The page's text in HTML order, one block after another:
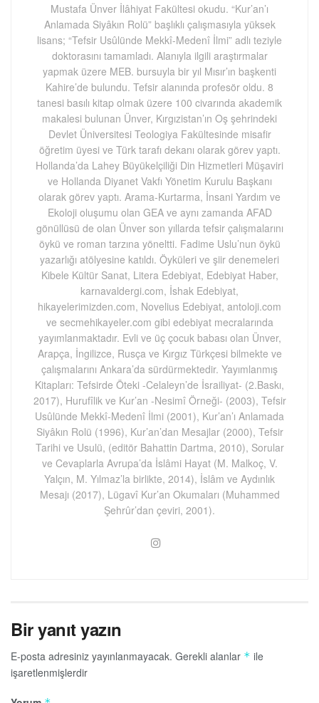
Mustafa Ünver İlâhiyat Fakültesi okudu. “Kur’an’ı
Anlamada Siyâkın Rolü” başlıklı çalışmasıyla yüksek
lisans; “Tefsir Usûlünde Mekkî-Medenî İlmi” adlı teziyle
doktorasını tamamladı. Alanıyla ilgili araştırmalar
yapmak üzere MEB. bursuyla bir yıl Mısır’ın başkenti
Kahire’de bulundu. Tefsir alanında profesör oldu. 8
tanesi basılı kitap olmak üzere 100 civarında akademik
makalesi bulunan Ünver, Kırgızistan’ın Oş şehrindeki
Devlet Üniversitesi Teologiya Fakültesinde misafir
öğretim üyesi ve Türk tarafı dekanı olarak görev yaptı.
Hollanda’da Lahey Büyükelçiliği Din Hizmetleri Müşaviri
ve Hollanda Diyanet Vakfı Yönetim Kurulu Başkanı
olarak görev yaptı. Arama-Kurtarma, İnsani Yardım ve
Ekoloji oluşumu olan GEA ve aynı zamanda AFAD
gönüllüsü de olan Ünver son yıllarda tefsir çalışmalarını
öykü ve roman tarzına yöneltti. Fadime Uslu’nun öykü
yazarlığı atölyesine katıldı. Öyküleri ve şiir denemeleri
Kibele Kültür Sanat, Litera Edebiyat, Edebiyat Haber,
karnavaldergi.com, İshak Edebiyat,
hikayelerimizden.com, Novelius Edebiyat, antoloji.com
ve secmehikayeler.com gibi edebiyat mecralarında
yayımlanmaktadır. Evli ve üç çocuk babası olan Ünver,
Arapça, İngilizce, Rusça ve Kırgız Türkçesi bilmekte ve
çalışmalarını Ankara’da sürdürmektedir. Yayımlanmış
Kitapları: Tefsirde Öteki -Celaleyn’de İsrailiyat- (2.Baskı,
2017), Hurufîlik ve Kur’an -Nesimî Örneği- (2003), Tefsir
Usûlünde Mekkî-Medenî İlmi (2001), Kur’an’ı Anlamada
Siyâkın Rolü (1996), Kur’an’dan Mesajlar (2000), Tefsir
Tarihi ve Usulü, (editör Bahattin Dartma, 2010), Sorular
ve Cevaplarla Avrupa’da İslâmi Hayat (M. Malkoç, V.
Yalçın, M. Yılmaz’la birlikte, 2014), İslâm ve Aydınlık
Mesajı (2017), Lügavî Kur’an Okumaları (Muhammed
Şehrûr’dan çeviri, 2001).
Bir yanıt yazın
E-posta adresiniz yayınlanmayacak. Gerekli alanlar * ile
işaretlenmişlerdir